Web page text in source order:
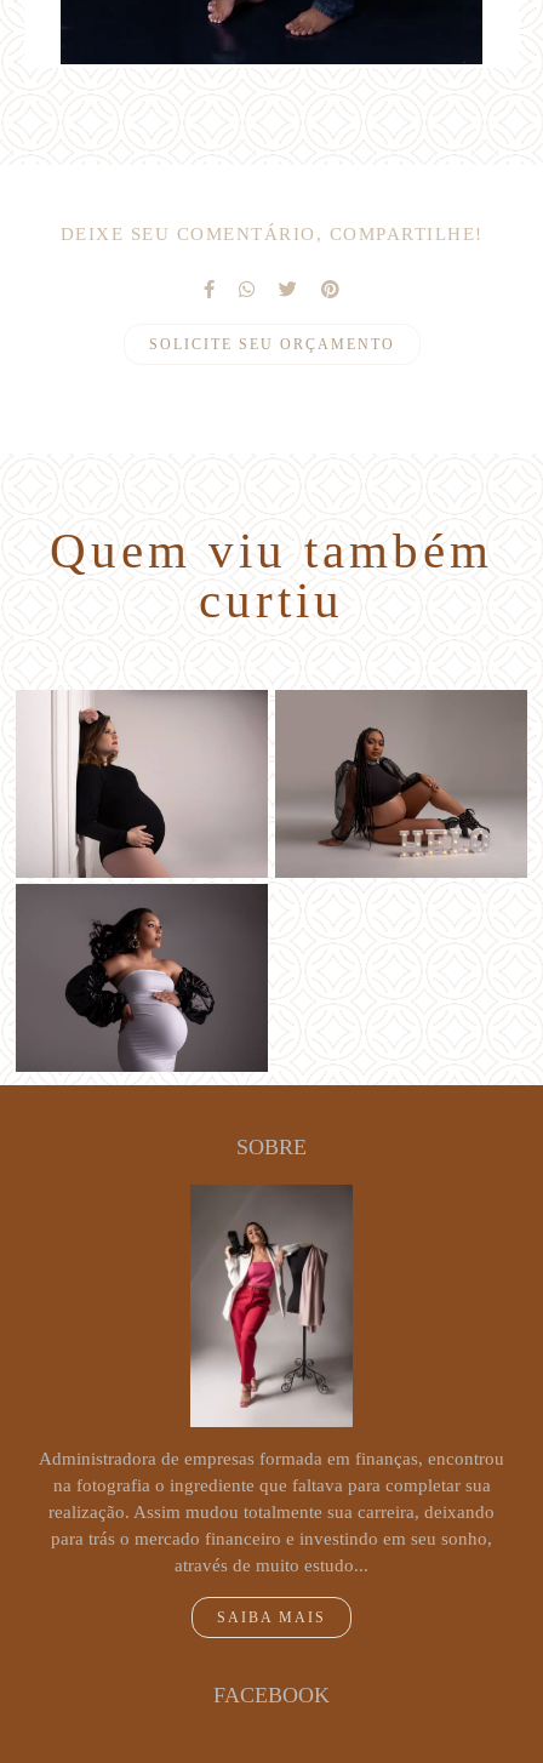
DEIXE SEU COMENTÁRIO, COMPARTILHE!
SOLICITE SEU ORÇAMENTO
Quem viu também
curtiu
SOBRE
Administradora de empresas formada em finanças, encontrou
na fotografia o ingrediente que faltava para completar sua
realização. Assim mudou totalmente sua carreira, deixando
para trás o mercado financeiro e investindo em seu sonho,
através de muito estudo...
SAIBA MAIS
FACEBOOK